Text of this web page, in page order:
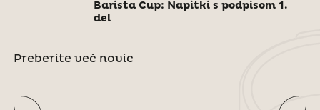
Barista Cup: Napitki s podpisom 1.
del
Preberite več novic